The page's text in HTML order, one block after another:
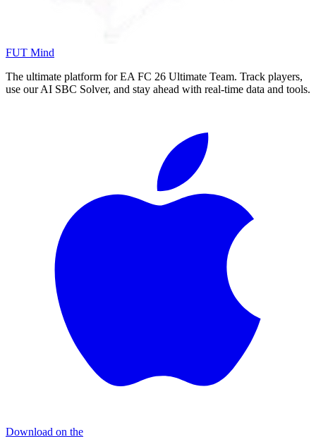
FUT Mind
The ultimate platform for EA FC 26 Ultimate Team. Track players,
use our AI SBC Solver, and stay ahead with real-time data and tools.
Download on the